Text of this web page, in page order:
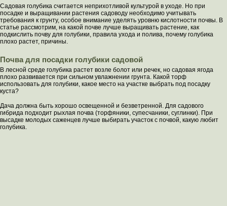
Садовая голубика считается неприхотливой культурой в уходе. Но при
посадке и выращивании растения садоводу необходимо учитывать
требования к грунту, особое внимание уделять уровню кислотности почвы. В
статье рассмотрим, на какой почве лучше выращивать растение, как
подкислить почву для голубики, правила ухода и полива, почему голубика
плохо растет, причины.
Почва для посадки голубики садовой
В лесной среде голубика растет возле болот или речек, но садовая ягода
плохо развивается при сильном увлажнении грунта. Какой торф
использовать для голубики, какое место на участке выбрать под посадку
куста?
Дача должна быть хорошо освещенной и безветренной. Для садового
гибрида подходит рыхлая почва (торфяники, супесчаники, суглинки). При
высадке молодых саженцев лучше выбирать участок с почвой, какую любит
голубика.